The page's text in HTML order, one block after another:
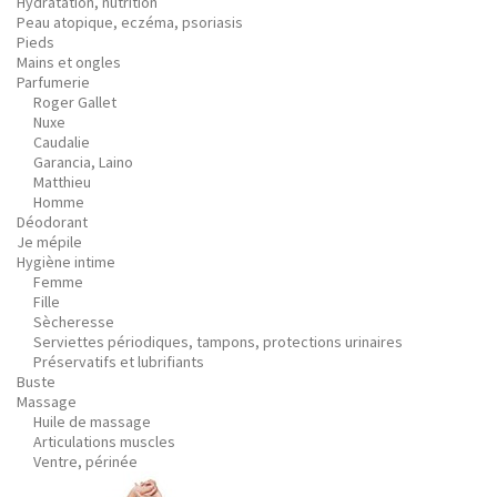
Peau atopique, eczéma, psoriasis
Pieds
Mains et ongles
Parfumerie
Roger Gallet
Nuxe
Caudalie
Garancia, Laino
Matthieu
Homme
Déodorant
Je mépile
Hygiène intime
Femme
Fille
Sècheresse
Serviettes périodiques, tampons, protections urinaires
Préservatifs et lubrifiants
Buste
Massage
Huile de massage
Articulations muscles
Ventre, périnée